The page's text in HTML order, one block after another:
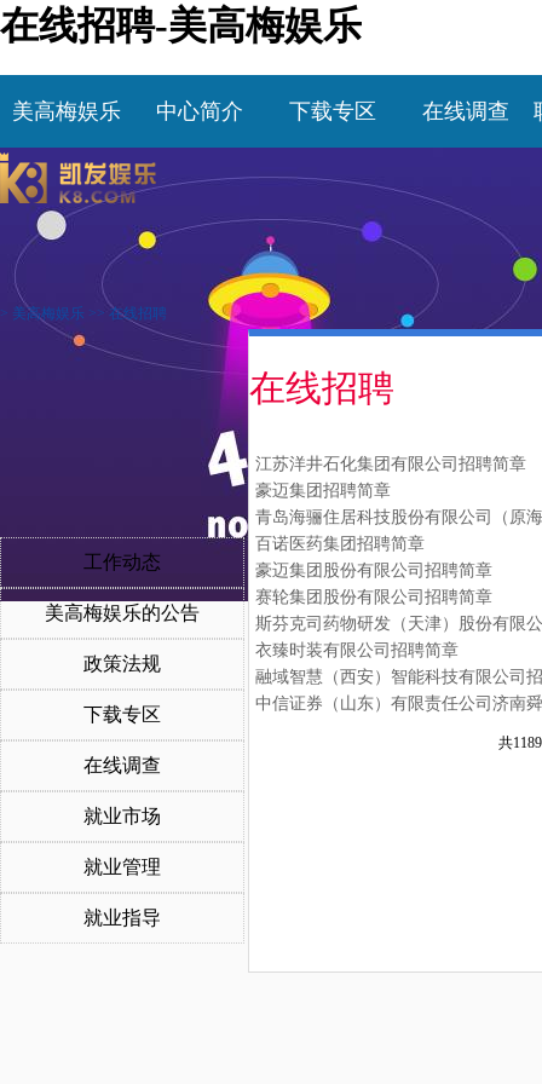
在线招聘-美高梅娱乐
美高梅娱乐 中心简介 下载专区 在线调查
> 美高梅娱乐 >> 在线招聘
工作动态
美高梅娱乐的公告
政策法规
下载专区
在线调查
就业市场
就业管理
就业指导
在线招聘
江苏洋井石化集团有限公司招聘简章
豪迈集团招聘简章
青岛海骊住居科技股份有限公司（原
百诺医药集团招聘简章
豪迈集团股份有限公司招聘简章
赛轮集团股份有限公司招聘简章
斯芬克司药物研发（天津）股份有限
衣臻时装有限公司招聘简章
融域智慧（西安）智能科技有限公司
中信证券（山东）有限责任公司济南
共